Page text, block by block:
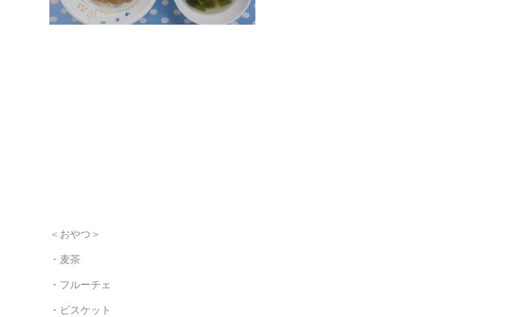
＜おやつ＞
・麦茶
・フルーチェ
・ビスケット